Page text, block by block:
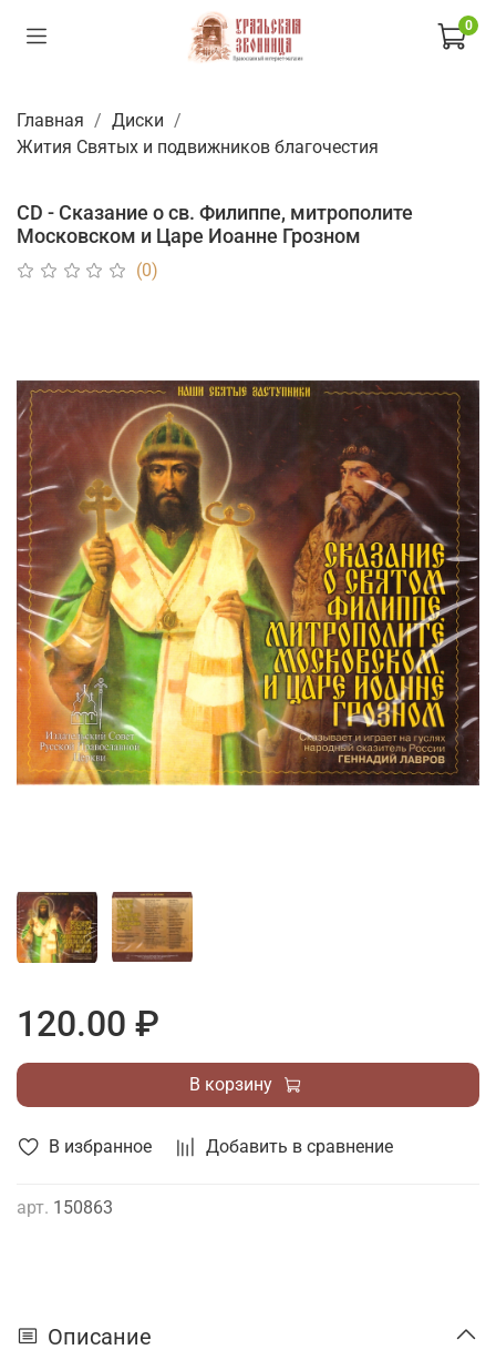
0
Главная
Диски
Жития Святых и подвижников благочестия
CD - Сказание о св. Филиппе, митрополите
Московском и Царе Иоанне Грозном
(0)
В избранное Добавить в сравнение
арт. 150863
120.00 ₽
В корзину
Описание